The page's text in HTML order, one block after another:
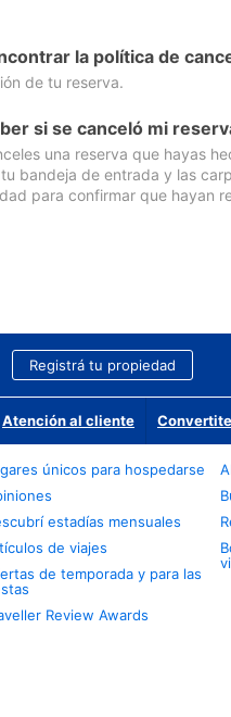
la política de
de tu reserva.
si se canceló mi
una reserva que hayas
bandeja de entrada y las
para confirmar que hayan
Registrá tu propiedad
Atención al cliente
únicos para hospedarse
estadías mensuales
de viajes
de temporada y para las
Review Awards